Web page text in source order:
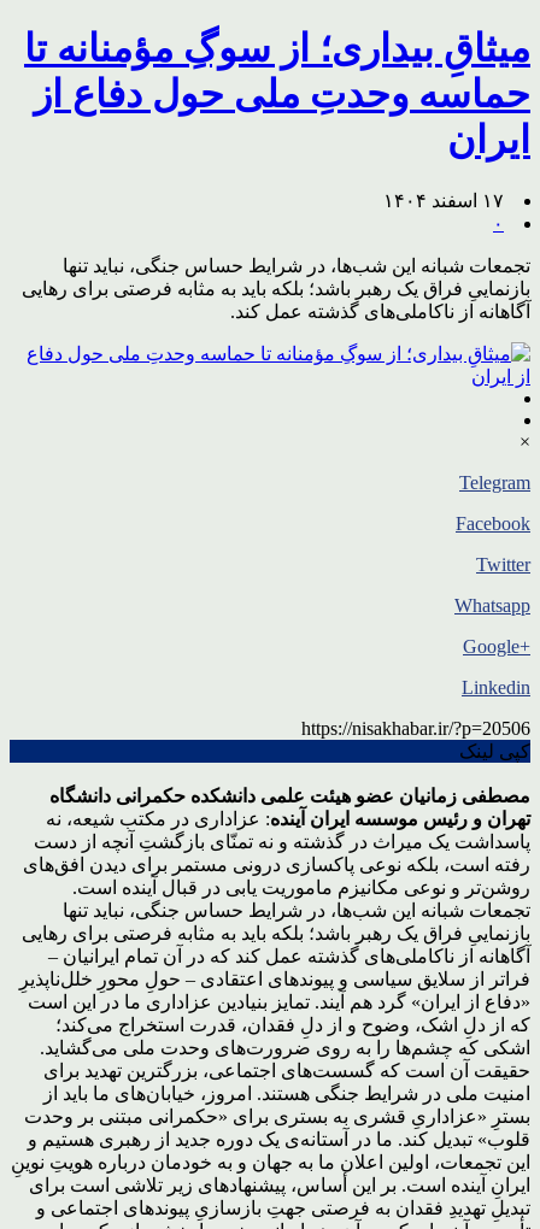
میثاقِ بیداری؛ از سوگِ مؤمنانه تا
حماسه وحدتِ ملی حول دفاع از
ایران
۱۷ اسفند ۱۴۰۴
۰
تجمعات شبانه این شب‌ها، در شرایط حساس جنگی، نباید تنها
بازنماییِ فراق یک رهبر باشد؛ بلکه باید به مثابه فرصتی برای رهایی
آگاهانه از ناکاملی‌های گذشته عمل کند.
×
Telegram
Facebook
Twitter
Whatsapp
+Google
Linkedin
https://nisakhabar.ir/?p=20506
کپی لینک
مصطفی زمانیان عضو هیئت علمی دانشکده حکمرانی دانشگاه
تهران و رئیس موسسه ایران آینده: عزاداری در مکتب شیعه، نه
پاسداشت یک میراث در گذشته و نه تمنّای بازگشتِ آنچه از دست
رفته است، بلکه نوعی پاکسازی درونی مستمر برای دیدن افق‌های
روشن‌تر و نوعی مکانیزم ماموریت یابی در قبال آینده است.
تجمعات شبانه این شب‌ها، در شرایط حساس جنگی، نباید تنها
بازنماییِ فراق یک رهبر باشد؛ بلکه باید به مثابه فرصتی برای رهایی
آگاهانه از ناکاملی‌های گذشته عمل کند که در آن تمام ایرانیان –
فراتر از سلایق سیاسی و پیوندهای اعتقادی – حولِ محورِ خلل‌ناپذیرِ
«دفاع از ایران» گرد هم آیند. تمایز بنیادین عزاداری ما در این است
که از دلِ اشک، وضوح و از دلِ فقدان، قدرت استخراج می‌کند؛
اشکی که چشم‌ها را به روی ضرورت‌های وحدت ملی می‌گشاید.
حقیقت آن است که گسست‌های اجتماعی، بزرگترین تهدید برای
امنیت ملی در شرایط جنگی هستند. امروز، خیابان‌های ما باید از
بسترِ «عزاداریِ قشری به بستری برای «حکمرانی مبتنی بر وحدت
قلوب» تبدیل کند. ما در آستانه‌ی یک دوره جدید از رهبری هستیم و
این تجمعات، اولین اعلان ما به جهان و به خودمان درباره هویتِ نوینِ
ایرانِ آینده است. بر این أساس، پیشنهادهای زیر تلاشی است برای
تبدیلِ تهدیدِ فقدان به فرصتی جهتِ بازسازیِ پیوندهای اجتماعی و